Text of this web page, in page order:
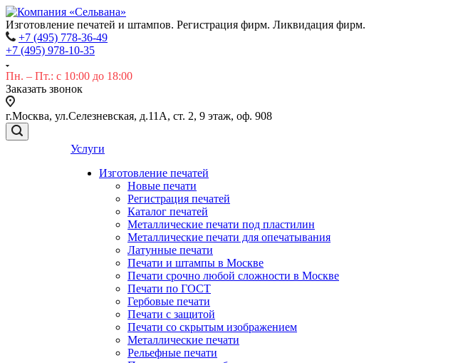
Изготовление печатей и штампов. Регистрация фирм. Ликвидация фирм.
+7 (495) 778-36-49
+7 (495) 978-10-35
Пн. – Пт.: с 10:00 до 18:00
Заказать звонок
г.Москва, ул.Селезневская, д.11А, ст. 2, 9 этаж, оф. 908
Услуги
Изготовление печатей
Новые печати
Регистрация печатей
Каталог печатей
Металлические печати под пластилин
Металлические печати для опечатывания
Латунные печати
Печати и штампы в Москве
Печати срочно любой сложности в Москве
Печати по ГОСТ
Гербовые печати
Печати с защитой
Печати со скрытым изображением
Металлические печати
Рельефные печати